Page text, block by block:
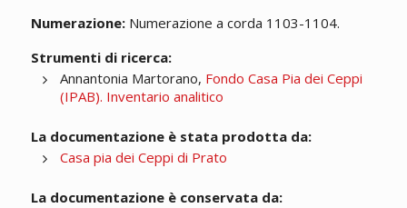
Numerazione:Numerazione a corda 1103-1104.
Strumenti di ricerca:
Annantonia Martorano, Fondo Casa Pia dei Ceppi
(IPAB). Inventario analitico
La documentazione è stata prodotta da:
Casa pia dei Ceppi di Prato
La documentazione è conservata da: